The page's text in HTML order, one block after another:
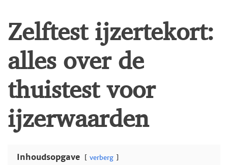
Zelftest ijzertekort:
alles over de
thuistest voor
ijzerwaarden
Inhoudsopgave verberg